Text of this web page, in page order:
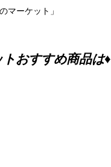
マーケット」
おすすめ商品は♦